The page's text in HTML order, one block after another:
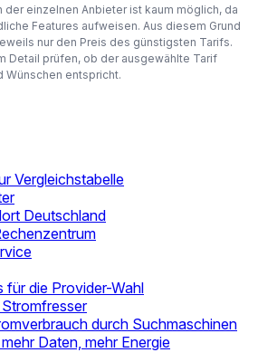
der einzelnen Anbieter ist kaum möglich, da
Features aufweisen. Aus diesem Grund
nur den Preis des günstigsten Tarifs.
Detail prüfen, ob der ausgewählte Tarif
Wünschen entspricht.
Vergleichstabelle
Deutschland
die Provider-Wahl
durch Suchmaschinen
Daten, mehr Energie